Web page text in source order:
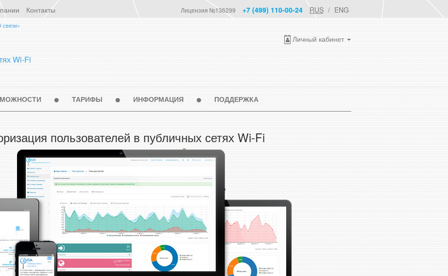
Контакты Лицензия №136299 +7 (499) 110-00-24 RUS ENG
связи»
Wi-Fi
Личный кабинет
ТАРИФЫ ИНФОРМАЦИЯ ПОДДЕРЖКА
пользователей в публичных сетях Wi-Fi